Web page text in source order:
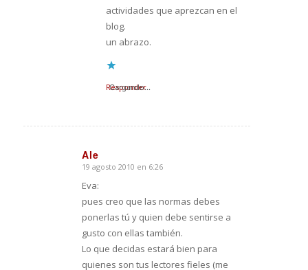
actividades que aprezcan en el
blog.
un abrazo.
Cargando...
Responder
Ale
Dice:
19 agosto 2010 en 6:26
Eva:
pues creo que las normas debes
ponerlas tú y quien debe sentirse a
gusto con ellas también.
Lo que decidas estará bien para
quienes son tus lectores fieles (me